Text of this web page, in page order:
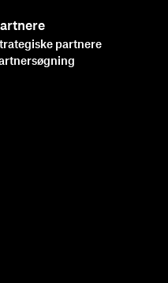
partnere